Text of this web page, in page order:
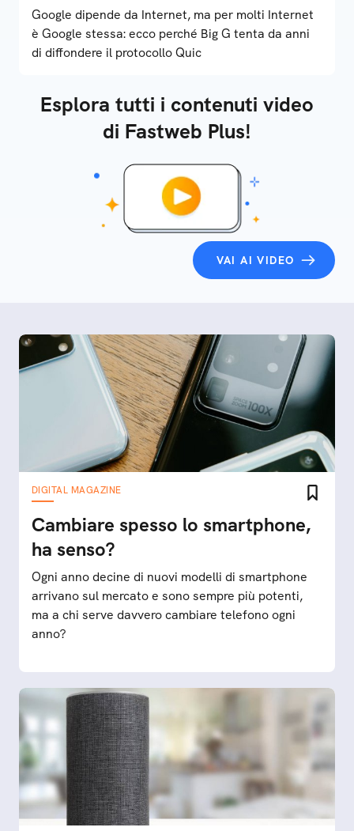
Google dipende da Internet, ma per molti Internet
è Google stessa: ecco perché Big G tenta da anni
di diffondere il protocollo Quic
Esplora tutti i contenuti video
di Fastweb Plus!
VAI AI VIDEO
DIGITAL MAGAZINE
Cambiare spesso lo smartphone,
ha senso?
Ogni anno decine di nuovi modelli di smartphone
arrivano sul mercato e sono sempre più potenti,
ma a chi serve davvero cambiare telefono ogni
anno?